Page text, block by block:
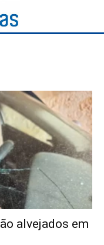
alvejados em